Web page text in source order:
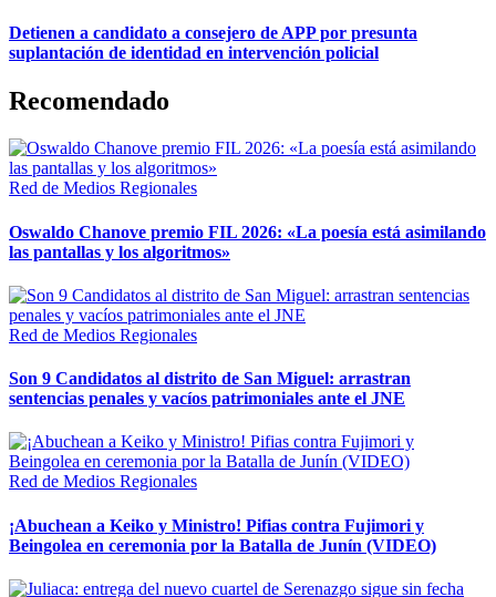
Detienen a candidato a consejero de APP por presunta
suplantación de identidad en intervención policial
Recomendado
Red de Medios Regionales
Oswaldo Chanove premio FIL 2026: «La poesía está asimilando
las pantallas y los algoritmos»
Red de Medios Regionales
Son 9 Candidatos al distrito de San Miguel: arrastran
sentencias penales y vacíos patrimoniales ante el JNE
Red de Medios Regionales
¡Abuchean a Keiko y Ministro! Pifias contra Fujimori y
Beingolea en ceremonia por la Batalla de Junín (VIDEO)